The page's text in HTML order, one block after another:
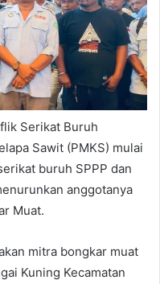
Serikat Buruh
Sawit (PMKS) mulai
buruh SPPP dan
anggotanya
Muat.
mitra bongkar muat
Kuning Kecamatan